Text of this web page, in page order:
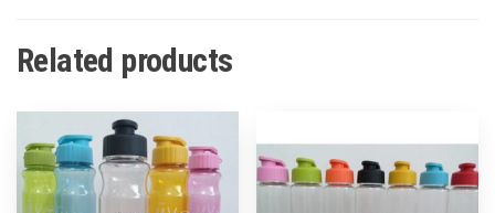
Related products